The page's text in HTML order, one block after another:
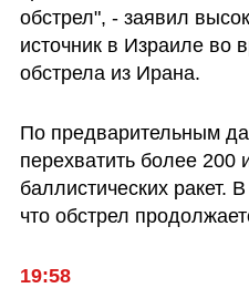
обстрел", - заявил
источник в Израиле во
обстрела из Ирана.
По предварительным
перехватить более 200
баллистических ракет.
что обстрел
19:58